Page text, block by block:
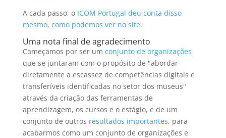
A cada passo, o ICOM Portugal deu conta disso
mesmo, como podemos ver no site.
Uma nota final de agradecimento
Começamos por ser um conjunto de organizações
que se juntaram com o propósito de "abordar
diretamente a escassez de competências digitais e
transferíveis identificadas no setor dos museus"
através da criação das ferramentas de
aprendizagem, os cursos e o estágio, e de um
conjunto de outros resultados importantes, para
acabarmos como um conjunto de organizações e